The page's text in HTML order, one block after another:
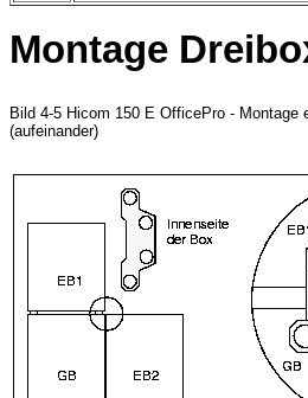
Montage
Bild 4-5 Hicom 150 E OfficePro - Montage
(aufeinander)